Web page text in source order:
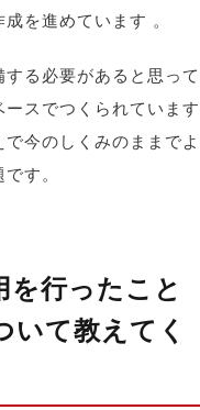
を進めています 。
る必要があると思って
スでつくられています
今のしくみのままでよ
す。
を行ったこと
いて教えてく